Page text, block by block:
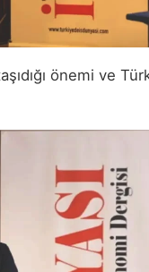
önemi ve